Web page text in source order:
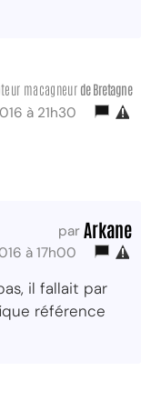
macagneur de Bretagne
à 21h30
par Arkane
à 17h00
il fallait par
référence